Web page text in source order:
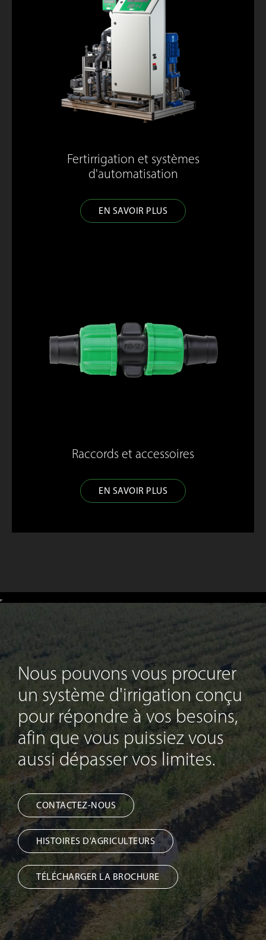
Fertirrigation et systèmes
d'automatisation
EN SAVOIR PLUS
Raccords et accessoires
EN SAVOIR PLUS
Nous pouvons vous procurer
un système d'irrigation conçu
pour répondre à vos besoins,
afin que vous puissiez vous
aussi dépasser vos limites.
CONTACTEZ-NOUS
HISTOIRES D'AGRICULTEURS
TÉLÉCHARGER LA BROCHURE